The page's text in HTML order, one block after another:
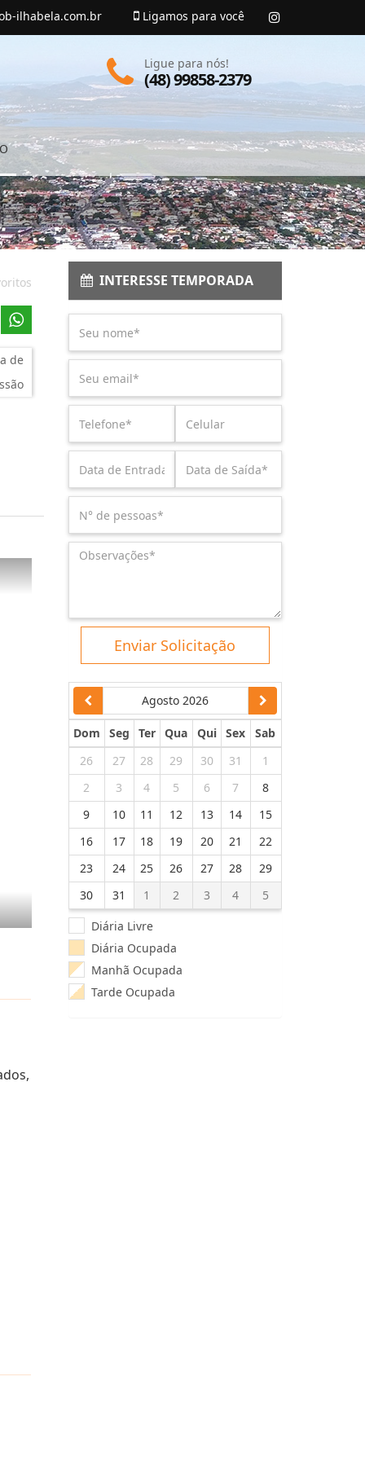
Ligamos para você
ilhabela.com.br
Ligue para nós!
(48) 99858-2379
de
INTERESSE TEMPORADA
Enviar Solicitação
Agosto 2026
Dom Seg Ter Qua Qui Sex
Sab
26
27 28 29 30 31
1
2
3 4 5 6 7
8
9
10 11 12 13 14
15
16
17 18 19 20 21
22
23
24 25 26 27 28
29
30
31 1 2 3 4
5
Diária Livre
Diária Ocupada
Manhã Ocupada
Tarde Ocupada